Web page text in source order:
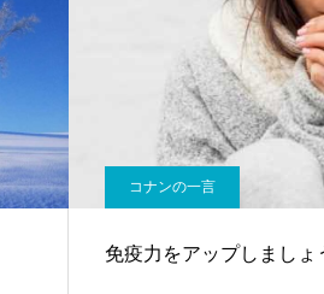
コナンの一言
免疫力をアップしましょ